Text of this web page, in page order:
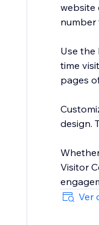
website
number
Use the
time
pages
design.
Visitor
Ver